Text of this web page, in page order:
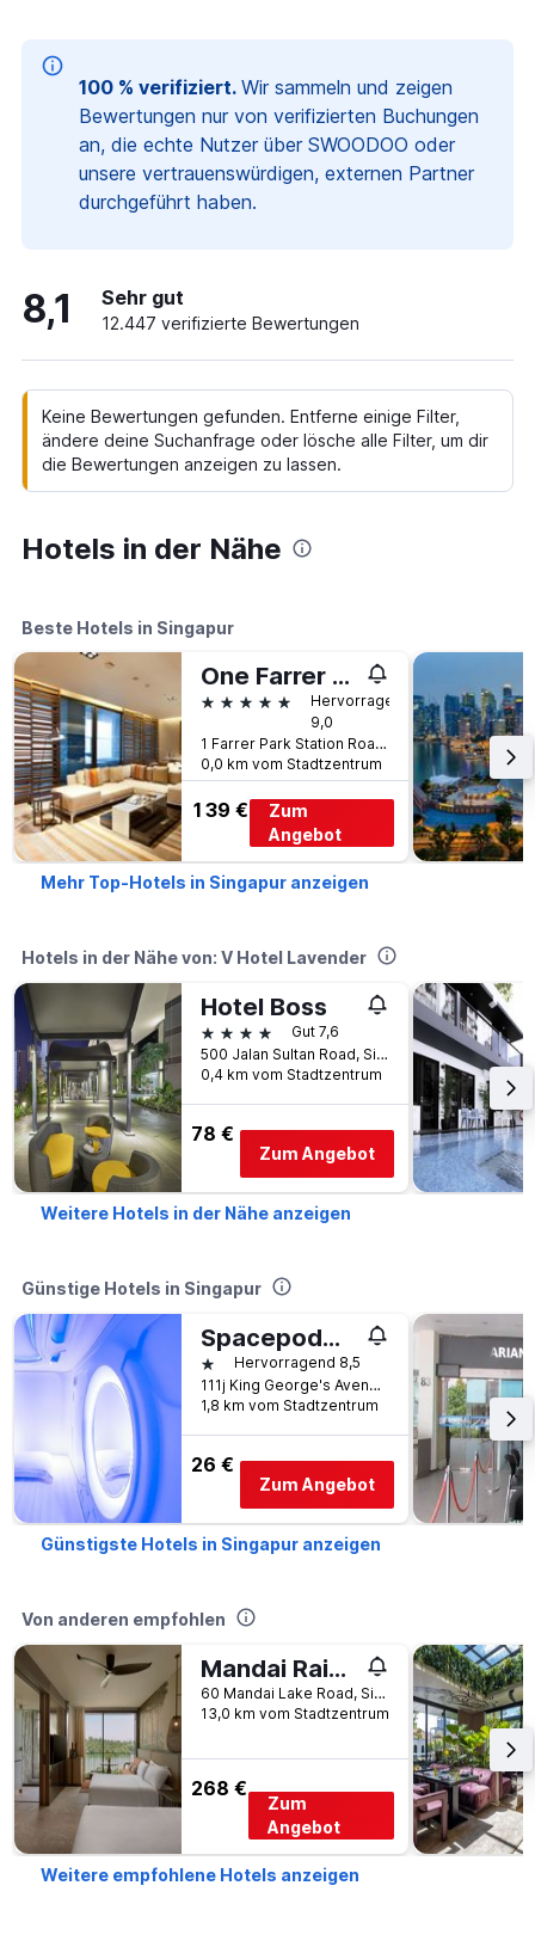
100 % verifiziert. Wir sammeln und zeigen
Bewertungen nur von verifizierten Buchungen
an, die echte Nutzer über SWOODOO oder
unsere vertrauenswürdigen, externen Partner
durchgeführt haben.
8,1 Sehr gut
12.447 verifizierte Bewertungen
Keine Bewertungen gefunden. Entferne einige Filter,
ändere deine Suchanfrage oder lösche alle Filter, um dir
die Bewertungen anzeigen zu lassen.
Hotels in der Nähe
Beste Hotels in Singapur
One Farrer Hotel
5 Sterne
Hervorragend
9,0
1 Farrer Park Station Road, Singapur, Singapur
0,0 km vom Stadtzentrum
139 €
Zum
Angebot
Mehr Top-Hotels in Singapur anzeigen
Hotels in der Nähe von: V Hotel Lavender
Hotel Boss
4 Sterne
Gut 7,6
500 Jalan Sultan Road, Singapur, Singapur
0,4 km vom Stadtzentrum
78 €
Zum Angebot
Weitere Hotels in der Nähe anzeigen
Günstige Hotels in Singapur
Spacepod@lavender
1 SternHervorragend 8,5
111j King George's Avenue, Singapur, Singapur
1,8 km vom Stadtzentrum
26 €
Zum Angebot
Günstigste Hotels in Singapur anzeigen
Von anderen empfohlen
Mandai Rainforest Resort by Banyan Tree
60 Mandai Lake Road, Singapur, Singapur
13,0 km vom Stadtzentrum
268 €
Zum
Angebot
Weitere empfohlene Hotels anzeigen